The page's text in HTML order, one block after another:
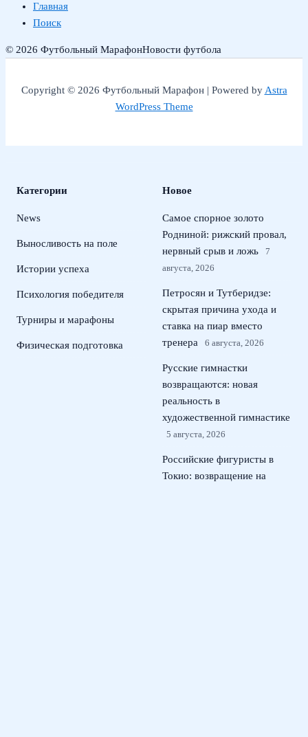
Главная
Поиск
© 2026 Футбольный МарафонНовости футбола
Copyright © 2026 Футбольный Марафон | Powered byAstra
WordPress Theme
Категории
News
Выносливость на поле
Истории успеха
Психология победителя
Турниры и марафоны
Физическая подготовка
Новое
Самое спорное золото
Родниной: рижский провал,
нервный срыв и ложь
7
августа, 2026
Петросян и Тутберидзе:
скрытая причина ухода и
ставка на пиар вместо
тренера
6 августа, 2026
Русские гимнастки
возвращаются: новая
реальность в
художественной гимнастике
5 августа, 2026
Российские фигуристы в
Токио: возвращение на